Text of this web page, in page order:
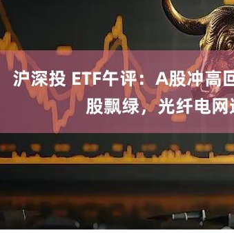
深证成指 14110.12 -34.08 -0.24%